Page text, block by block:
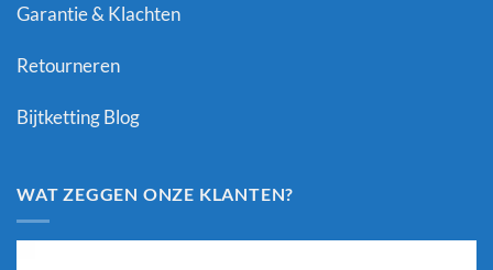
Garantie & Klachten
Retourneren
Bijtketting Blog
WAT ZEGGEN ONZE KLANTEN?